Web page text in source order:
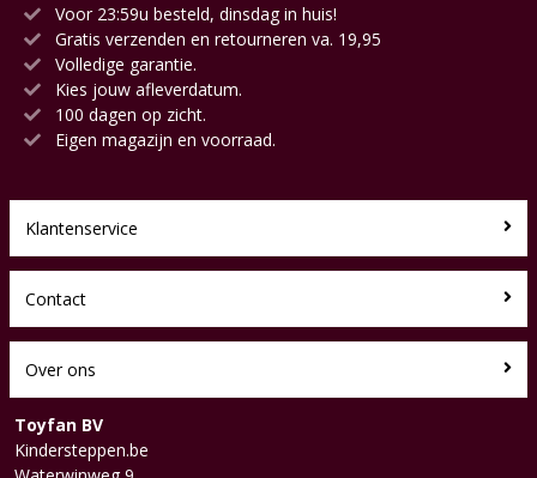
Voor 23:59u besteld, dinsdag in huis!
Gratis verzenden en retourneren va. 19,95
Volledige garantie.
Kies jouw afleverdatum.
100 dagen op zicht.
Eigen magazijn en voorraad.
Klantenservice
Contact
Over ons
Toyfan BV
Kindersteppen.be